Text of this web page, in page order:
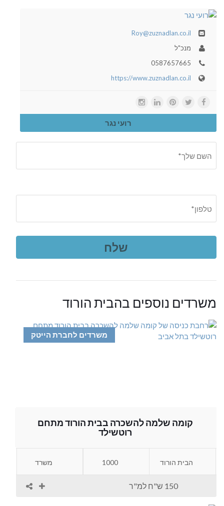
Roy@zuznadlan.co.il
מנכ"ל
0587657665
https://www.zuznadlan.co.il
רועי נגר
משרדים נוספים בהבית הורוד
משרדים לחברת הייטק
קומה שלמה להשכרה בבית הורוד מתחם
רוטשילד
הבית הורוד 1000 משרד
150 ש"ח למ"ר